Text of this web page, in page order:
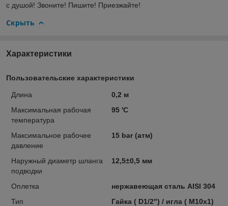
с душой! Звоните! Пишите! Приезжайте!
Скрыть
Характеристики
Пользовательские характеристики
Длина
0,2 м
Максимальная рабочая
температура
95 'С
Максимальное рабочее
давление
15 bar (атм)
Наружный диаметр шланга
подводки
12,5±0,5 мм
Оплетка
нержавеющая сталь AISI 304
Тип
Гайка ( D1/2") / игла ( М10х1)